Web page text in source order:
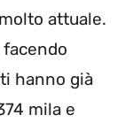
attuale.
hanno già
mila e